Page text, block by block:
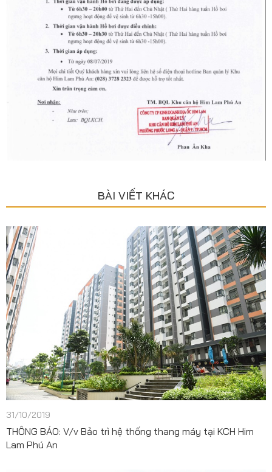
BÀI VIẾT KHÁC
31/10/2019
THÔNG BÁO: V/v Bảo trì hệ thống thang máy tại KCH Him
Lam Phú An